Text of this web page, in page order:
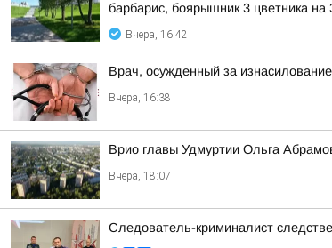
барбарис, боярышник 3 цветника на
Вчера, 16:42
Врач, осужденный за
Вчера, 16:38
Врио главы Удмуртии Ольга
Вчера, 18:07
Следователь-криминалист